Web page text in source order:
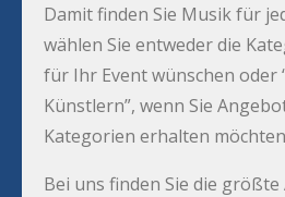
Damit finden Sie Musik für
wählen Sie entweder die
für Ihr Event wünschen oder
Künstlern”, wenn Sie
Kategorien erhalten
Bei uns finden Sie die größte